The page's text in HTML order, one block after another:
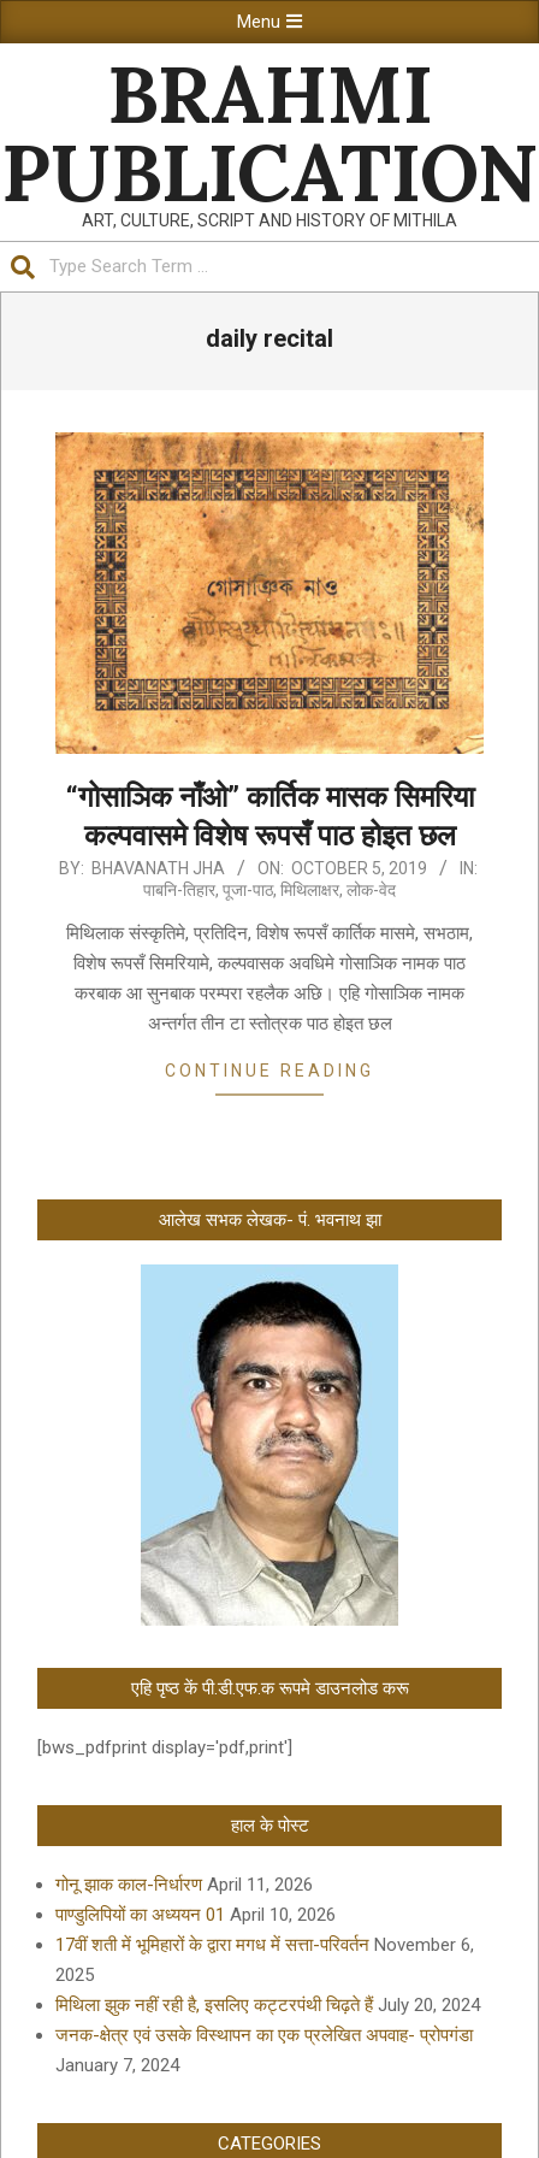
to
Navigation
Menu
BRAHMI
PUBLICATION
ART, CULTURE, SCRIPT AND HISTORY OF MITHILA
daily recital
“गोसाञिक नाँओ” कार्तिक मासक सिमरिया
कल्पवासमे विशेष रूपसँ पाठ होइत छल
2019-
05
BY: BHAVANATH JHA ON: OCTOBER 5, 2019
IN:
पाबनि-तिहार, पूजा-पाठ, मिथिलाक्षर, लोक-वेद
मिथिलाक संस्कृतिमे, प्रतिदिन, विशेष रूपसँ कार्तिक मासमे, सभठाम,
विशेष रूपसँ सिमरियामे, कल्पवासक अवधिमे गोसाञिक नामक पाठ
करबाक आ सुनबाक परम्परा रहलैक अछि। एहि गोसाञिक नामक
अन्तर्गत तीन टा स्तोत्रक पाठ होइत छल
CONTINUE READING
आलेख सभक लेखक- पं. भवनाथ झा
एहि पृष्ठ कें पी.डी.एफ.क रूपमे डाउनलोड करू
[bws_pdfprint display='pdf,print']
हाल के पोस्ट
गोनू झाक काल-निर्धारण April 11, 2026
पाण्डुलिपियों का अध्ययन 01 April 10, 2026
17वीं शती में भूमिहारों के द्वारा मगध में सत्ता-परिवर्तन November 6,
2025
मिथिला झुक नहीं रही है, इसलिए कट्टरपंथी चिढ़ते हैं July 20, 2024
जनक-क्षेत्र एवं उसके विस्थापन का एक प्रलेखित अपवाह- प्रोपगंडा
January 7, 2024
CATEGORIES